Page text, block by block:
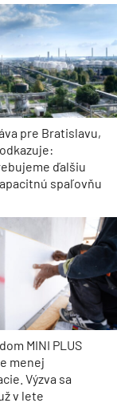
pre Bratislavu,
ďalšiu
spaľovňu
MINI PLUS
menej
Výzva sa
v lete